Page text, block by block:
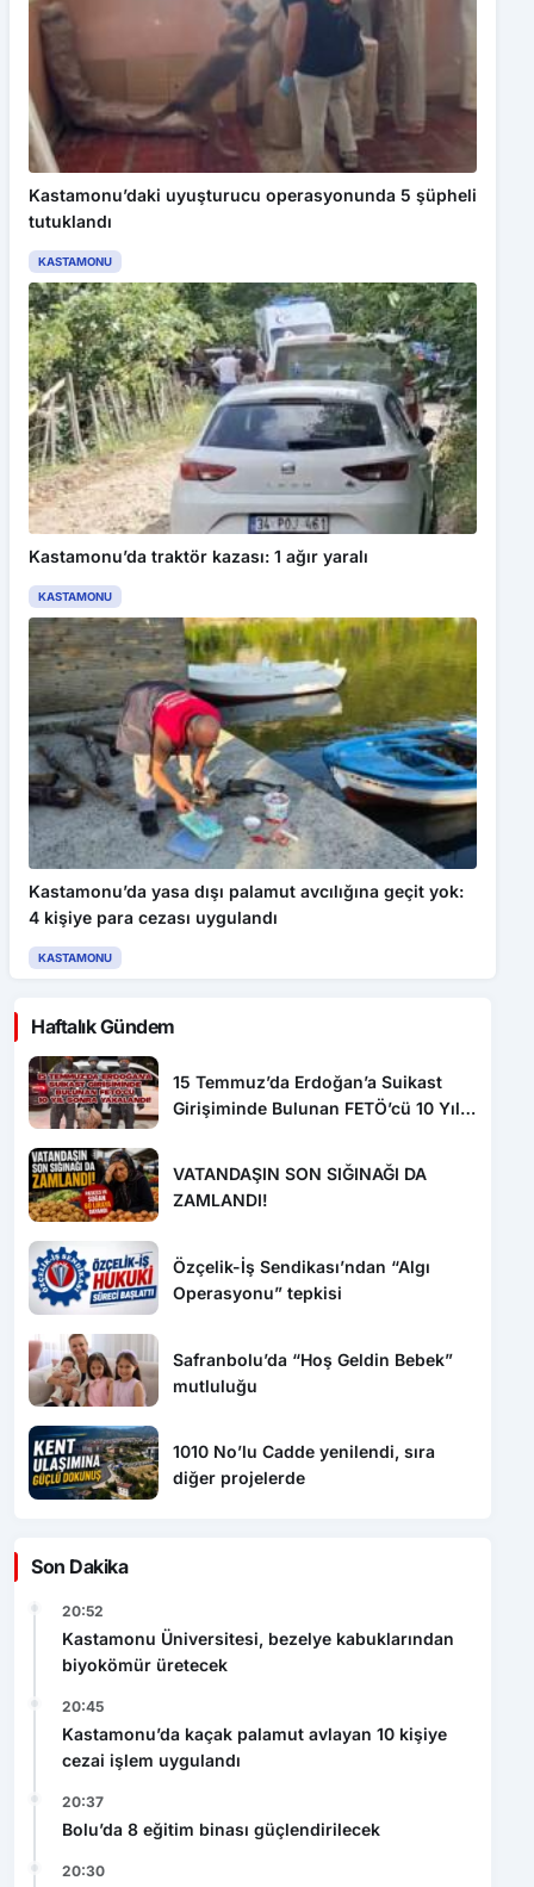
Kastamonu’daki uyuşturucu operasyonunda 5 şüpheli
tutuklandı
KASTAMONU
Kastamonu’da traktör kazası: 1 ağır yaralı
KASTAMONU
Kastamonu’da yasa dışı palamut avcılığına geçit yok:
4 kişiye para cezası uygulandı
KASTAMONU
Haftalık Gündem
15 Temmuz’da Erdoğan’a Suikast
Girişiminde Bulunan FETÖ’cü 10 Yıl
VATANDAŞIN SON SIĞINAĞI DA
ZAMLANDI!
Özçelik-İş Sendikası’ndan “Algı
Operasyonu” tepkisi
Safranbolu’da “Hoş Geldin Bebek”
mutluluğu
1010 No’lu Cadde yenilendi, sıra
diğer projelerde
Son Dakika
20:52
Kastamonu Üniversitesi, bezelye kabuklarından
biyokömür üretecek
20:45
Kastamonu’da kaçak palamut avlayan 10 kişiye
cezai işlem uygulandı
20:37
Bolu’da 8 eğitim binası güçlendirilecek
20:30